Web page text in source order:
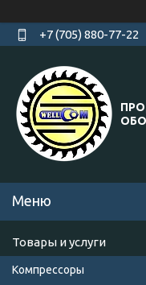
+7 (705) 880-77-22
Товары и услуги
Компрессоры